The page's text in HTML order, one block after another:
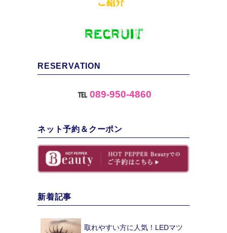
RESERVATION
℡ 089-950-4860
ネット予約＆クーポン
新着記事
取れやすい方に人気！LEDマツ